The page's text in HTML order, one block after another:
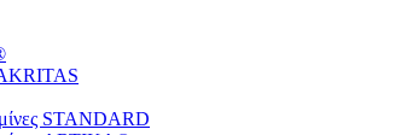
STANDARD